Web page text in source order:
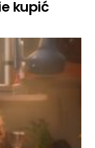
kupić